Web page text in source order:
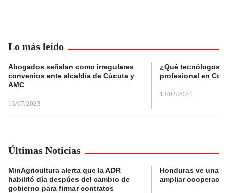
Lo más leído
Abogados señalan como irregulares
convenios ente alcaldía de Cúcuta y
AMC
13/07/2023
¿Qué tecnólogos
profesional en
13/02/2024
Últimas Noticias
MinAgricultura alerta que la ADR
habilitó día despúes del cambio de
gobierno para firmar contratos
Honduras ve una
ampliar